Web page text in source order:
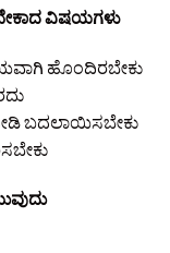
ವಿಷಯಗಳು
ಹೊಂದಿರಬೇಕು
ಬದಲಾಯಿಸಬೇಕು